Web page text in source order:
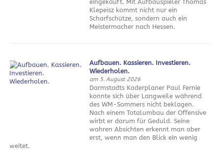
eingekauft. Mit Aufbauspieler Thomas
Klepeisz kommt nicht nur ein
Scharfschütze, sondern auch ein
Meistermacher nach Hessen.
Aufbauen. Kassieren. Investieren.
Wiederholen.
am 5. August 2026
Darmstadts Kaderplaner Paul Fernie
konnte sich über Langweile während
des WM-Sommers nicht beklagen.
Nach einem Totalumbau der Offensive
wirbt er darum für Geduld. Seine
wahren Absichten erkennt man aber
erst, wenn man den Blick ein wenig
weitet.